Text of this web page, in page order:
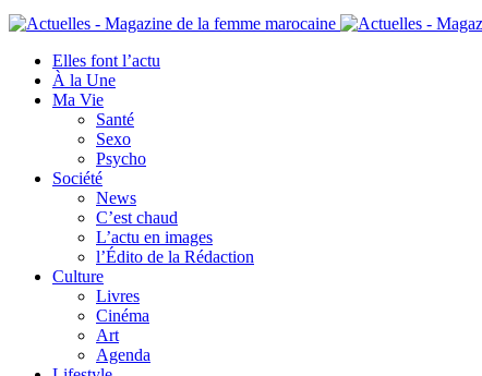
Elles font l’actu
À la Une
Ma Vie
Santé
Sexo
Psycho
Société
News
C’est chaud
L’actu en images
l’Édito de la Rédaction
Culture
Livres
Cinéma
Art
Agenda